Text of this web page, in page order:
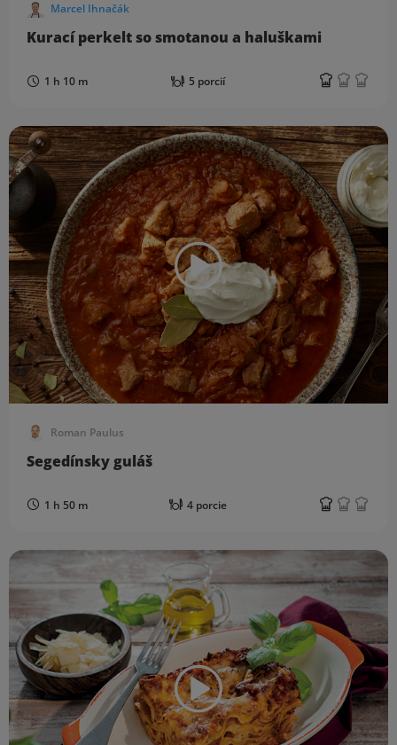
Marcel Ihnačák
Kurací perkelt so smotanou a haluškami
1 h 10 m 5 porcií
Roman Paulus
Segedínsky guláš
1 h 50 m 4 porcie